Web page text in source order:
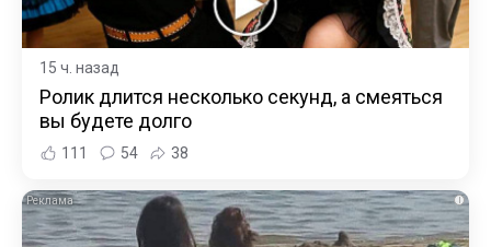
15 ч. назад
Ролик длится несколько секунд, а смеяться
вы будете долго
111 54 38
i